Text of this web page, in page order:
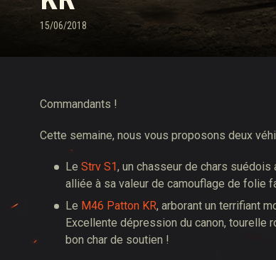
Guide des
15/06/2018
Commandants !
Cette semaine, nous vous proposons deux
Le Strv S1, un chasseur de chars
alliée à sa valeur de camouflage de folie
Le M46 Patton KR, arborant un terrifiant
Excellente dépression du canon, tourelle
bon char de soutien !